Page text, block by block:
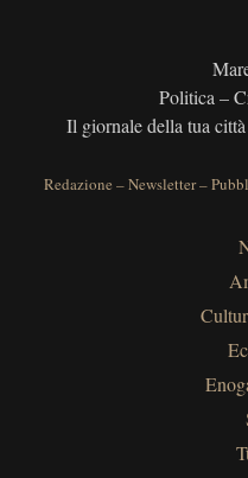
Politica –
Il giornale della tua
Redazione –Newsletter–